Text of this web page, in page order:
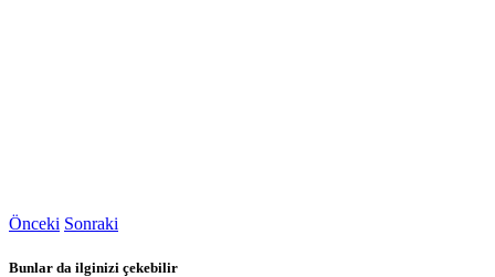
Önceki Sonraki
Bunlar da ilginizi çekebilir